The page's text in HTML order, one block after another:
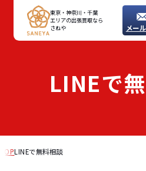
東京・神奈川・千葉
エリアの出張買取なら
さねや
メー
LINEで
TOPLINEで無料相談